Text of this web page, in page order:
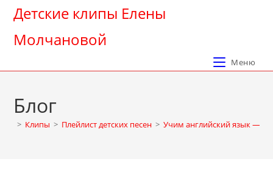
Перейти
содержимому
Детские клипы Елены
Молчановой
Меню
Блог
> Клипы > Плейлист детских песен > Учим английский язык —